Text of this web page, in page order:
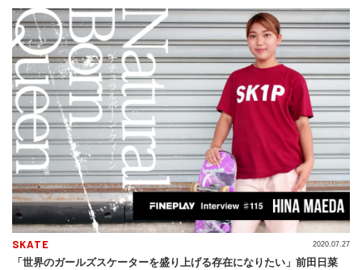
SKATE
「世界のガールズスケーターを盛り上げる存在になりたい」前田日菜
2020.07.27